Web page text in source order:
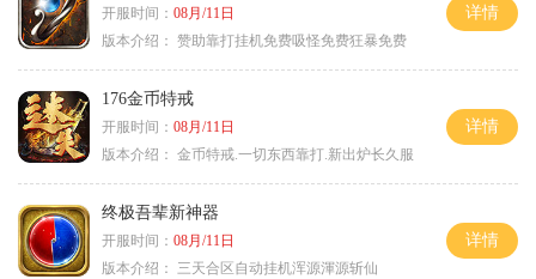
开服时间： 08月/11日
版本介绍： 赞助靠打挂机免费吸怪免费狂暴免费
详情
176金币特戒
开服时间： 08月/11日
版本介绍： 金币特戒.一切东西靠打.新出炉长久服
详情
终极吾辈新神器
开服时间： 08月/11日
版本介绍：
三天合区自动挂机浑源渾源斩仙
详情